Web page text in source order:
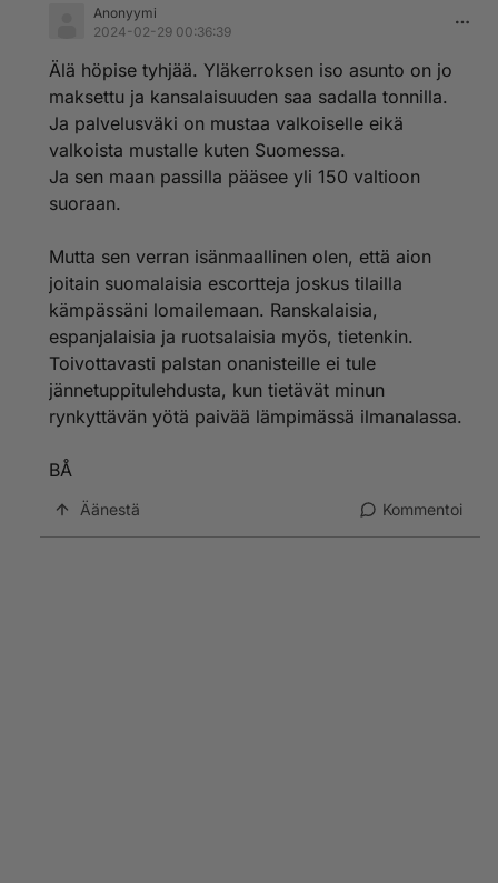
Anonyymi
2024-02-29 00:36:39
Älä höpise tyhjää. Yläkerroksen iso asunto on jo
maksettu ja kansalaisuuden saa sadalla tonnilla.
Ja palvelusväki on mustaa valkoiselle eikä
valkoista mustalle kuten Suomessa.
Ja sen maan passilla pääsee yli 150 valtioon
suoraan.
Mutta sen verran isänmaallinen olen, että aion
joitain suomalaisia escortteja joskus tilailla
kämpässäni lomailemaan. Ranskalaisia,
espanjalaisia ja ruotsalaisia myös, tietenkin.
Toivottavasti palstan onanisteille ei tule
jännetuppitulehdusta, kun tietävät minun
rynkyttävän yötä paivää lämpimässä ilmanalassa.
BÅ
Äänestä Kommentoi